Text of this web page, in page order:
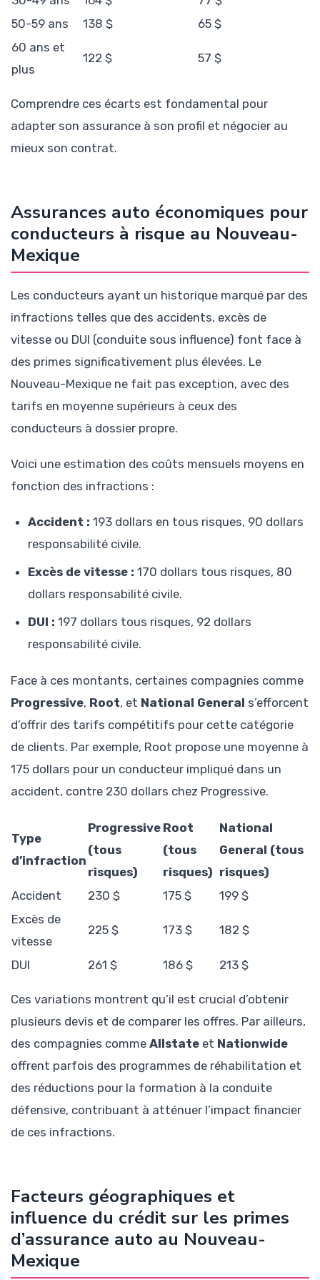
50-59 ans
138 $
65 $
60 ans et
plus
122 $ 57 $
Comprendre ces écarts est fondamental pour
adapter son assurance à son profil et négocier au
mieux son contrat.
Assurances auto économiques pour
conducteurs à risque au Nouveau-
Mexique
Les conducteurs ayant un historique marqué par des
infractions telles que des accidents, excès de
vitesse ou DUI (conduite sous influence) font face à
des primes significativement plus élevées. Le
Nouveau-Mexique ne fait pas exception, avec des
tarifs en moyenne supérieurs à ceux des
conducteurs à dossier propre.
Voici une estimation des coûts mensuels moyens en
fonction des infractions :
Accident : 193 dollars en tous risques, 90 dollars
responsabilité civile.
Excès de vitesse : 170 dollars tous risques, 80
dollars responsabilité civile.
DUI : 197 dollars tous risques, 92 dollars
responsabilité civile.
Face à ces montants, certaines compagnies comme
Progressive, Root, et National General s’efforcent
d’offrir des tarifs compétitifs pour cette catégorie
de clients. Par exemple, Root propose une moyenne à
175 dollars pour un conducteur impliqué dans un
accident, contre 230 dollars chez Progressive.
Type
d’infraction
Progressive
(tous
risques)
Root
(tous
risques)
National
General (tous
risques)
Accident
230 $ 175 $
199 $
Excès de
vitesse
225 $ 173 $ 182 $
DUI 261 $ 186 $ 213 $
Ces variations montrent qu’il est crucial d’obtenir
plusieurs devis et de comparer les offres. Par ailleurs,
des compagnies comme Allstate et Nationwide
offrent parfois des programmes de réhabilitation et
des réductions pour la formation à la conduite
défensive, contribuant à atténuer l’impact financier
de ces infractions.
Facteurs géographiques et
influence du crédit sur les primes
d’assurance auto au Nouveau-
Mexique